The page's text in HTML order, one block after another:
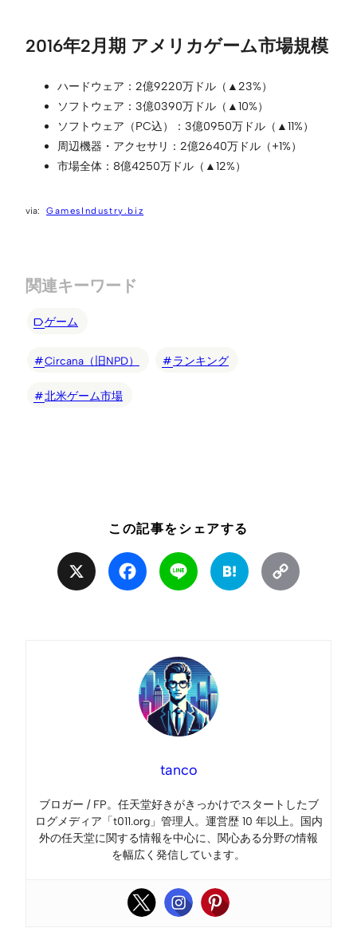
2016年2月期 アメリカゲーム市場規模
ハードウェア：2億9220万ドル（▲23%）
ソフトウェア：3億0390万ドル（▲10%）
ソフトウェア（PC込）：3億0950万ドル（▲11%）
周辺機器・アクセサリ：2億2640万ドル（+1%）
市場全体：8億4250万ドル（▲12%）
GamesIndustry.biz
関連キーワード
ゲーム
Circana（旧NPD） ランキング
北米ゲーム市場
この記事をシェアする
Facebook Line Hatena
tanco
ブロガー / FP。任天堂好きがきっかけでスタートしたブ
ログメディア「t011.org」管理人。運営歴 10 年以上。国内
外の任天堂に関する情報を中心に、関心ある分野の情報
を幅広く発信しています。